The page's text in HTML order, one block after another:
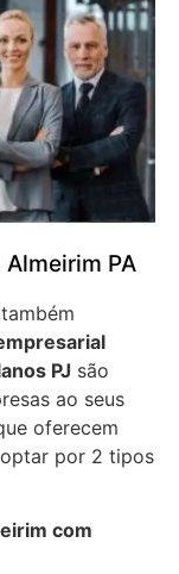
Almeirim PA
PJ são
ao seus
oferecem
por 2 tipos
com